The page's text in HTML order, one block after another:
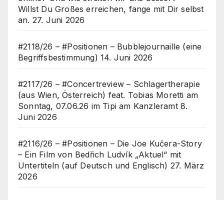
Willst Du Großes erreichen, fange mit Dir selbst
an. 27. Juni 2026
#2118/26 – #Positionen – Bubblejournaille (eine
Begriffsbestimmung) 14. Juni 2026
#2117/26 – #Concertreview – Schlagertherapie
(aus Wien, Österreich) feat. Tobias Moretti am
Sonntag, 07.06.26 im Tipi am Kanzleramt 8.
Juni 2026
#2116/26 – #Positionen – Die Joe Kučera-Story
– Ein Film von Bedřich Ludvík „Aktuel“ mit
Untertiteln (auf Deutsch und Englisch) 27. März
2026